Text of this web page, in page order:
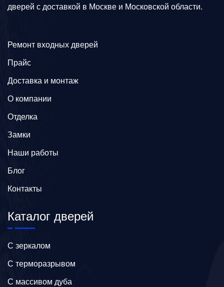
дверей с доставкой в Москве и Московской области.
Ремонт входных дверей
Прайс
Доставка и монтаж
О компании
Отделка
Замки
Наши работы
Блог
Контакты
Каталог дверей
C зеркалом
C терморазрывом
C массивом дуба